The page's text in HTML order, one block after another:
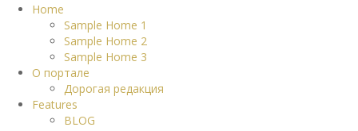
Home
Sample Home 1
Sample Home 2
Sample Home 3
О портале
Дорогая редакция
Features
BLOG